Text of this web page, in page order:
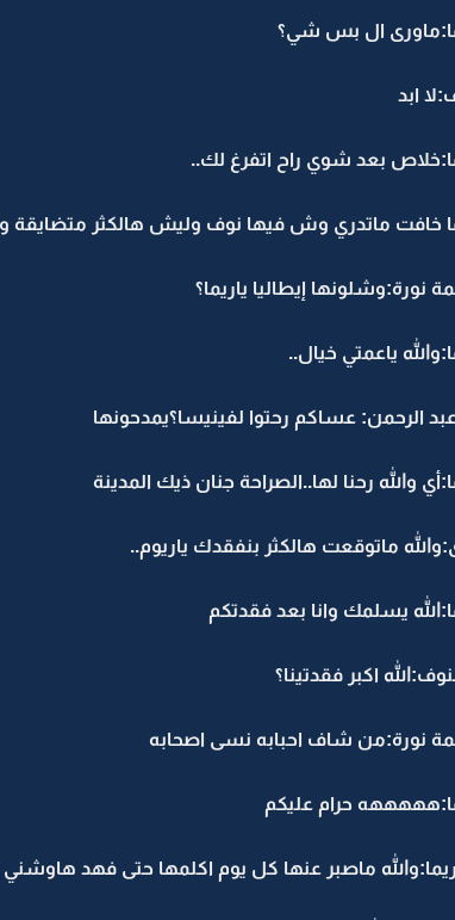
ال بس شي؟
ابد
بعد شوي راح اتفرغ لك..
خافت ماتدري وش فيها نوف وليش هالكثر
نورة:وشلونها إيطاليا ياريما؟
ياعمتي خيال..
الرحمن: عساكم رحتوا لفينيسا؟يمدحونها
والله رحنا لها..الصراحة جنان ذيك المدينة
ماتوقعت هالكثر بنفقدك ياريوم..
يسلمك وانا بعد فقدتكم
اكبر فقدتينا؟
نورة:من شاف احبابه نسى اصحابه
حرام عليكم
ماصبر عنها كل يوم اكلمها حتى فهد هاوشني